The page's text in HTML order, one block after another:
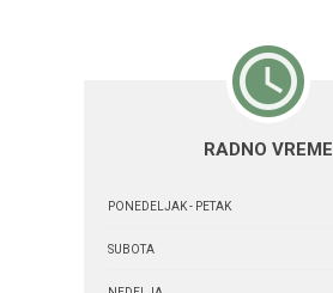
RADNO VREME
PONEDELJAK - PETAK
SUBOTA